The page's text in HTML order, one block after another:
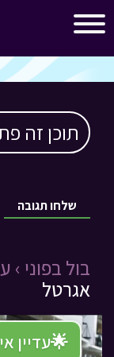
תוכן זה
שלחו תגובה
בול בפוני ›
אגרטל
🌟עדיין